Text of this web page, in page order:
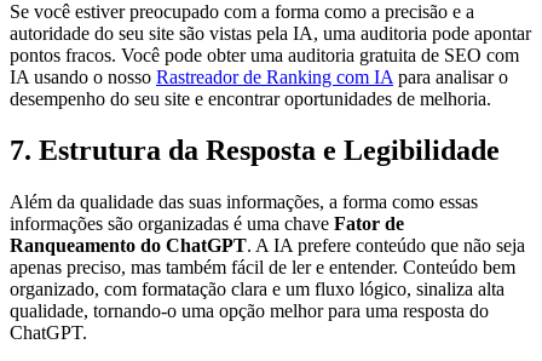
Se você estiver preocupado com a forma como a precisão e a
autoridade do seu site são vistas pela IA, uma auditoria pode apontar
pontos fracos. Você pode obter uma auditoria gratuita de SEO com
IA usando o nosso Rastreador de Ranking com IA para analisar o
desempenho do seu site e encontrar oportunidades de melhoria.
7. Estrutura da Resposta e Legibilidade
Além da qualidade das suas informações, a forma como essas
informações são organizadas é uma chave Fator de
Ranqueamento do ChatGPT. A IA prefere conteúdo que não seja
apenas preciso, mas também fácil de ler e entender. Conteúdo bem
organizado, com formatação clara e um fluxo lógico, sinaliza alta
qualidade, tornando-o uma opção melhor para uma resposta do
ChatGPT.